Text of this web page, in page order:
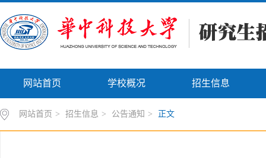
网站首页 学校概况 招生信息
网站首页 > 招生信息 > 公告通知 > 正文